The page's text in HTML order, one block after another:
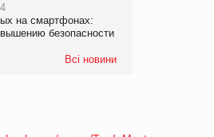
на смартфонах:
безопасности
Всі новини